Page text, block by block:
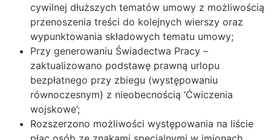
cywilnej dłuższych tematów umowy z możliwością
przenoszenia treści do kolejnych wierszy oraz
wypunktowania składowych tematu umowy;
Przy generowaniu Świadectwa Pracy –
zaktualizowano podstawę prawną urlopu
bezpłatnego przy zbiegu (występowaniu
równoczesnym) z nieobecnością ‘Ćwiczenia
wojskowe’;
Rozszerzono możliwości występowania na liście